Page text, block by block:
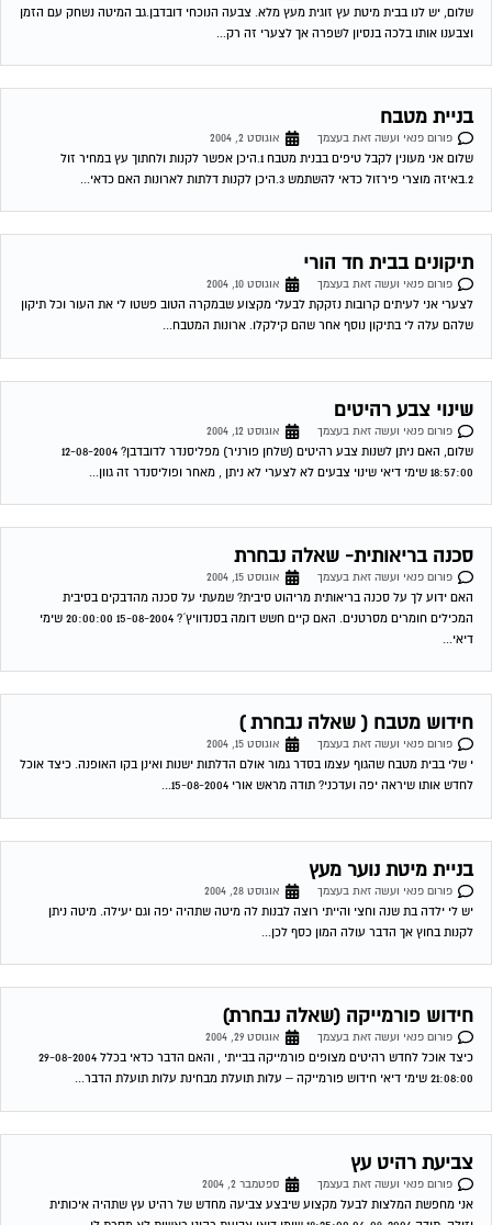
שלום, יש לנו בבית מיטת עץ זוגית מעץ מלא. צבעה הנוכחי דובדבן.גב המיטה נשחק עם הזמן
וצבענו אותו בלכה בנסיון לשפרה אך לצערי זה רק...
בניית מטבח
פורום פנאי ועשה זאת בעצמך
אוגוסט 2, 2004
שלום אני מעונין לקבל טיפים בבנית מטבח 1.היכן אפשר לקנות ולחתוך עץ במחיר זול
תיקונים בבית חד הורי
פורום פנאי ועשה זאת בעצמך
אוגוסט 10, 2004
לצערי אני לעיתים קרובות נזקקת לבעלי מקצוע שבמקרה הטוב פשטו לי את העור וכל תיקון
שלהם עלה לי בתיקון נוסף אחר שהם קילקלו. ארונות המטבח...
שינוי צבע רהיטים
פורום פנאי ועשה זאת בעצמך
אוגוסט 12, 2004
שלום, האם ניתן לשנות צבע רהיטים (שלחן פורניר) מפליסנדר לדובדבן? 12-08-2004
18:57:00 שימי דיאי שינוי צבעים לא לצערי לא ניתן , מאחר ופוליסנדר זה גוון...
סכנה בריאותית- שאלה נבחרת
פורום פנאי ועשה זאת בעצמך
אוגוסט 15, 2004
האם ידוע לך על סכנה בריאותית מריהוט סיבית? שמעתי על סכנה מהדבקים בסיבית
המכילים חומרים מסרטנים. האם קיים חשש דומה בסנדוויץ´? 15-08-2004 20:00:00 שימי
דיאי...
חידוש מטבח ( שאלה נבחרת )
פורום פנאי ועשה זאת בעצמך
אוגוסט 15, 2004
י שלי בבית מטבח שהגוף עצמו בסדר גמור אולם הדלתות ישנות ואינן בקו האופנה. כיצד אוכל
לחדש אותו שיראה יפה ועדכני? תודה מראש אורי 15-08-2004...
בניית מיטת נוער מעץ
פורום פנאי ועשה זאת בעצמך
אוגוסט 28, 2004
יש לי ילדה בת שנה וחצי והייתי רוצה לבנות לה מיטה שתהיה יפה וגם יעילה. מיטה ניתן
לקנות בחוץ אך הדבר עולה המון כסף לכן...
חידוש פורמייקה (שאלה נבחרת)
פורום פנאי ועשה זאת בעצמך
אוגוסט 29, 2004
כיצד אוכל לחדש רהיטים מצופים פורמייקה בבייתי , והאם הדבר כדאי בכלל 29-08-2004
21:08:00 שימי דיאי חידוש פורמייקה – עלות תועלת מבחינת עלות תועלת הדבר...
צביעת רהיט עץ
פורום פנאי ועשה זאת בעצמך
ספטמבר 2, 2004
אני מחפשת המלצות לבעל מקצוע שיבצע צביעה מחדש של רהיט עץ שתהיה איכותית